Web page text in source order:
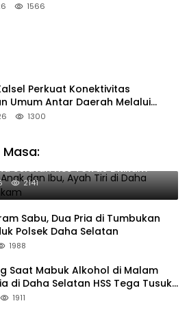
1566
Perkuat Konektivitas
Umum Antar Daerah Melalui
1300
Cekcok Anak dan Ibu, Ayah
Selatan HSS Tewas Ditikam
2141
Sabu, Dua Pria di Tumbukan
Polsek Daha Selatan
1988
Saat Mabuk Alkohol di Malam
di Daha Selatan HSS Tega Tusuk
1911